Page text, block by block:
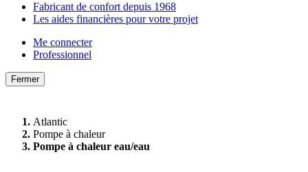
Fabricant de confort depuis 1968
Les aides financières pour votre projet
Me connecter
Professionnel
Fermer
Atlantic
Pompe à chaleur
Pompe à chaleur​ eau/eau